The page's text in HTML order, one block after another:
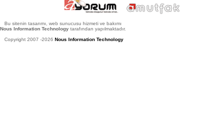
Bu sitenin tasarımı, web sunucusu hizmeti ve bakımı
Nous Information Technology tarafından yapılmaktadır.
Copyright 2007 -2026 Nous Information Technology